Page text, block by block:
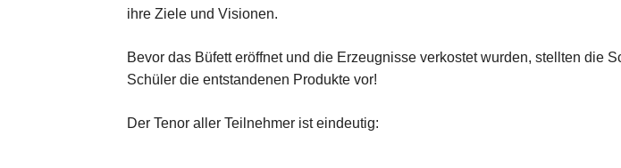
ihre Ziele und Visionen.
Bevor das Büfett eröffnet und die Erzeugnisse verkostet wurden, stellten die
Schüler die entstandenen Produkte vor!
Der Tenor aller Teilnehmer ist eindeutig: